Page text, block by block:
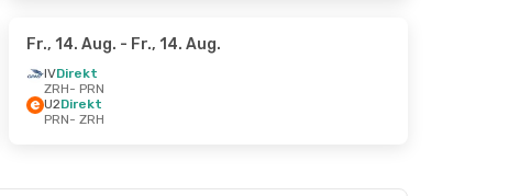
Fr., 14. Aug. - Fr., 14. Aug.
IVDirekt
ZRH- PRN
U2Direkt
PRN- ZRH